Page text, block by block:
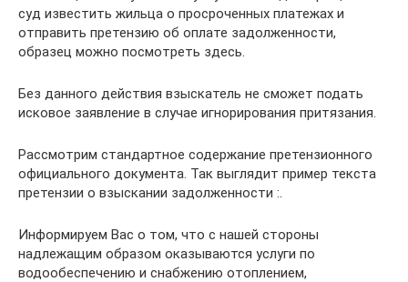
суд известить жильца о просроченных платежах и
отправить претензию об оплате задолженности,
образец можно посмотреть здесь.
Без данного действия взыскатель не сможет подать
исковое заявление в случае игнорирования притязания.
Рассмотрим стандартное содержание претензионного
официального документа. Так выглядит пример текста
претензии о взыскании задолженности :.
Информируем Вас о том, что с нашей стороны
надлежащим образом оказываются услуги по
водообеспечению и снабжению отоплением,